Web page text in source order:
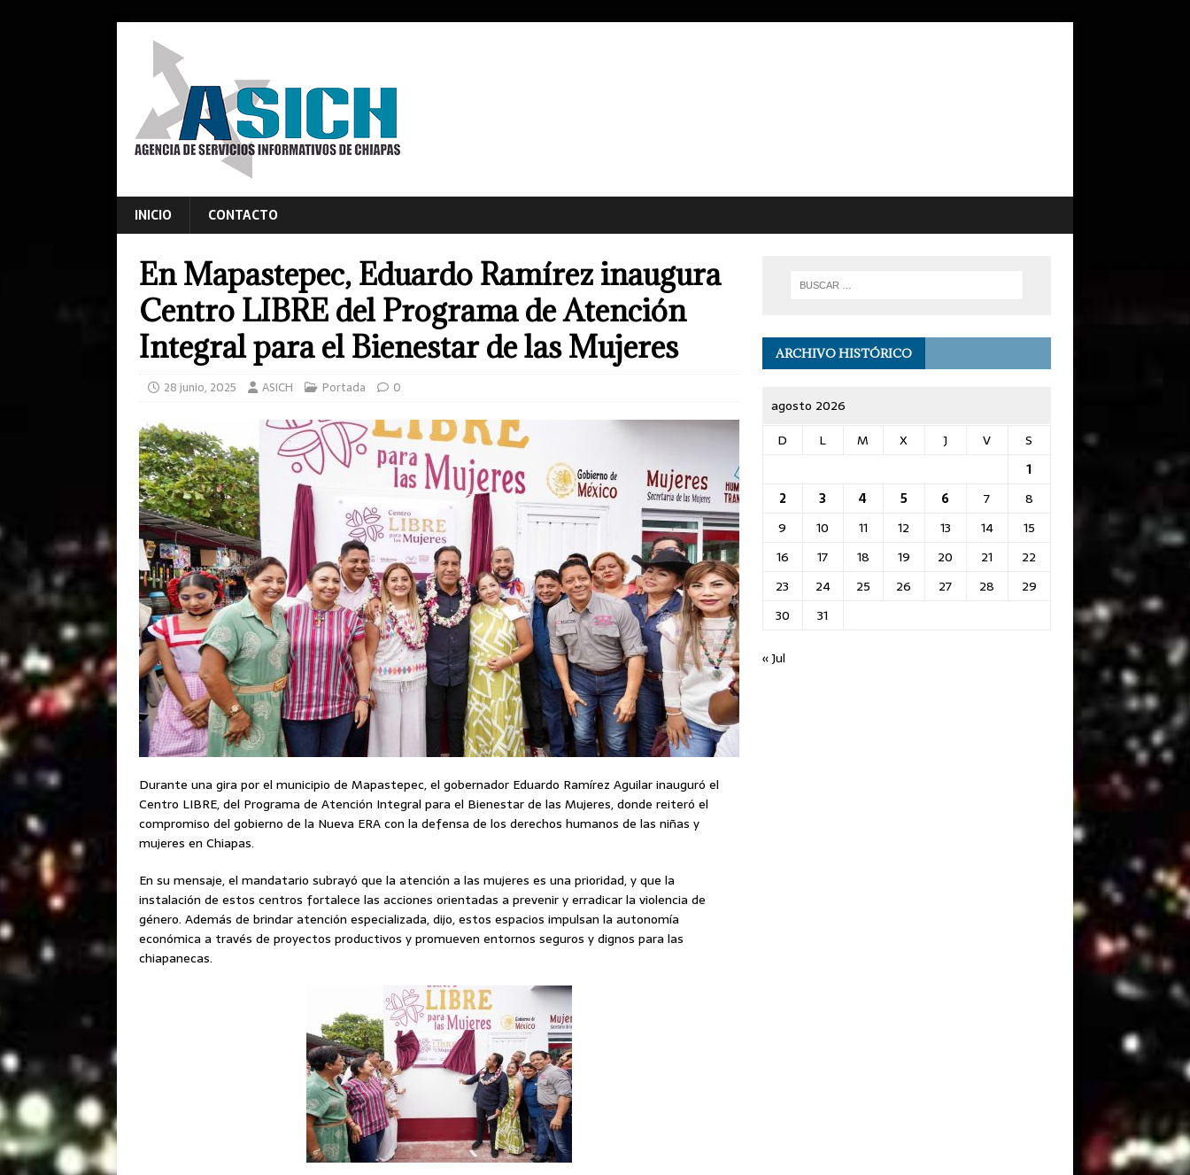
INICIO CONTACTO
En Mapastepec, Eduardo Ramírez inaugura
Centro LIBRE del Programa de Atención
Integral para el Bienestar de las Mujeres
28 junio, 2025 ASICH Portada 0
Durante una gira por el municipio de Mapastepec, el gobernador Eduardo Ramírez Aguilar inauguró el
Centro LIBRE, del Programa de Atención Integral para el Bienestar de las Mujeres, donde reiteró el
compromiso del gobierno de la Nueva ERA con la defensa de los derechos humanos de las niñas y
mujeres en Chiapas.
En su mensaje, el mandatario subrayó que la atención a las mujeres es una prioridad, y que la
instalación de estos centros fortalece las acciones orientadas a prevenir y erradicar la violencia de
género. Además de brindar atención especializada, dijo, estos espacios impulsan la autonomía
económica a través de proyectos productivos y promueven entornos seguros y dignos para las
chiapanecas.
ARCHIVO HISTÓRICO
agosto 2026
D
L M X J V
S
1
2
3 4 5 6 7
8
9
10 11 12 13 14
15
16
17 18 19 20 21
22
23
24 25 26 27 28
29
30
31
« Jul